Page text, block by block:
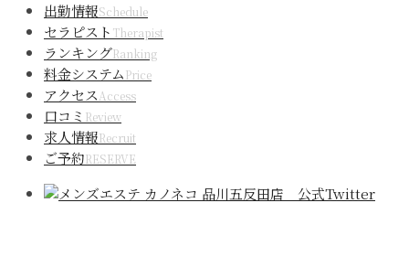
出勤情報Schedule
セラピスト Therapist
ランキングRanking
料金システムPrice
アクセスAccess
口コミ Review
求人情報Recruit
ご予約RESERVE